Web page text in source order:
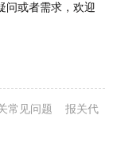
问或者需求，欢迎
常见问题
报关代